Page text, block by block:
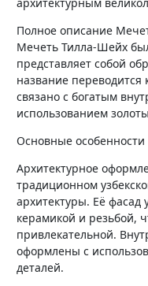
Полное описание
Мечеть Тилла-Шейх
представляет собой
название
связано с богатым
использованием
Основные
Архитектурное
традиционном
архитектуры. Её
керамикой и резьбой,
привлекательной.
оформлены с
деталей.